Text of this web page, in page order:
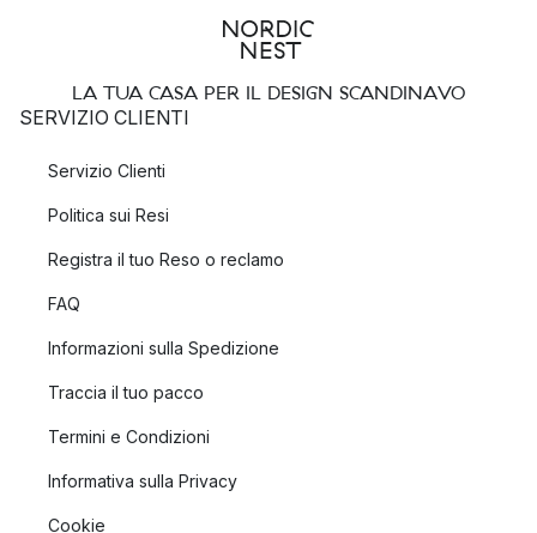
LA TUA CASA PER IL DESIGN SCANDINAVO
SERVIZIO CLIENTI
Servizio Clienti
Politica sui Resi
Registra il tuo Reso o reclamo
FAQ
Informazioni sulla Spedizione
Traccia il tuo pacco
Termini e Condizioni
Informativa sulla Privacy
Cookie